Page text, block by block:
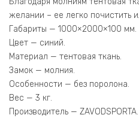
желании – ее легко почистить
Габариты — 1000×2000×100 мм.
Цвет — синий.
Материал — тентовая ткань.
Замок — молния.
Особенности — без поролона.
Вес — 3 кг.
Производитель — ZAVODSPORTA.